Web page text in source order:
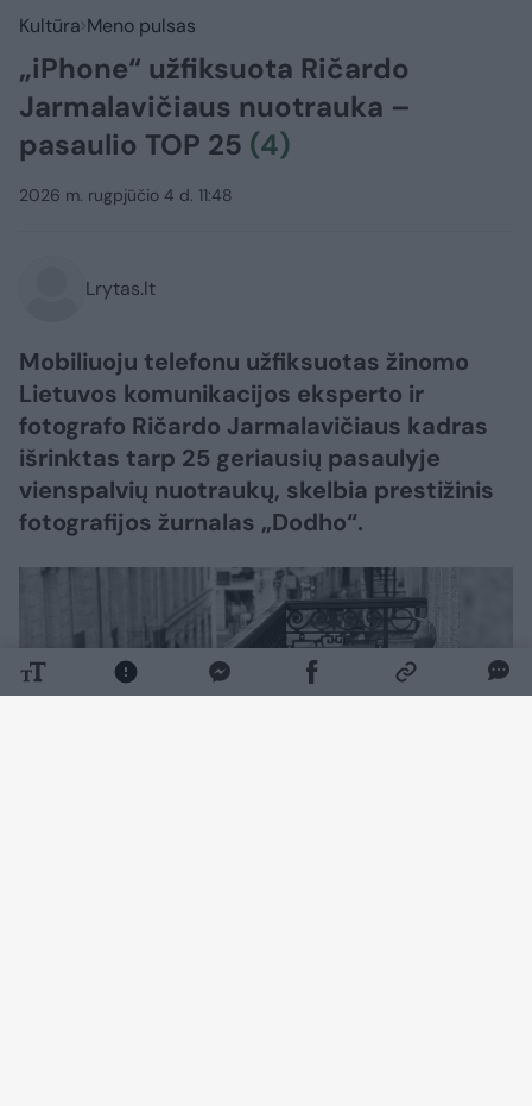
Kultūra Meno pulsas
„iPhone“ užfiksuota Ričardo
Jarmalavičiaus nuotrauka –
pasaulio TOP 25 (4)
2026 m. rugpjūčio 4 d. 11:48
Lrytas.lt
Mobiliuoju telefonu užfiksuotas žinomo
Lietuvos komunikacijos eksperto ir
fotografo Ričardo Jarmalavičiaus kadras
išrinktas tarp 25 geriausių pasaulyje
vienspalvių nuotraukų, skelbia prestižinis
fotografijos žurnalas „Dodho“.